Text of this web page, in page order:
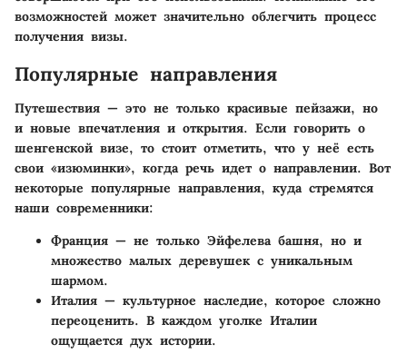
возможностей может значительно облегчить процесс
получения визы.
Популярные направления
Путешествия — это не только красивые пейзажи, но
и новые впечатления и открытия. Если говорить о
шенгенской визе, то стоит отметить, что у неё есть
свои «изюминки», когда речь идет о направлении. Вот
некоторые популярные направления, куда стремятся
наши современники:
Франция — не только Эйфелева башня, но и
множество малых деревушек с уникальным
шармом.
Италия — культурное наследие, которое сложно
переоценить. В каждом уголке Италии
ощущается дух истории.